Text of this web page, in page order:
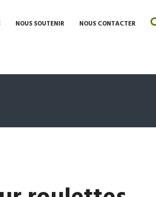
NOUS SOUTENIR NOUS CONTACTER